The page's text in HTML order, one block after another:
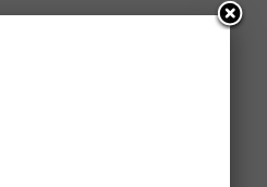
van een lepel